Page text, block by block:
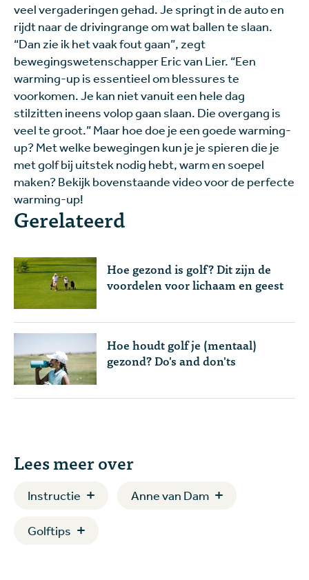
veel vergaderingen gehad. Je springt in de auto en
rijdt naar de drivingrange om wat ballen te slaan.
“Dan zie ik het vaak fout gaan”, zegt
bewegingswetenschapper Eric van Lier. “Een
warming-up is essentieel om blessures te
voorkomen. Je kan niet vanuit een hele dag
stilzitten ineens volop gaan slaan. Die overgang is
veel te groot.” Maar hoe doe je een goede warming-
up? Met welke bewegingen kun je je spieren die je
met golf bij uitstek nodig hebt, warm en soepel
maken? Bekijk bovenstaande video voor de perfecte
warming-up!
Gerelateerd
Hoe gezond is golf? Dit zijn de
voordelen voor lichaam en geest
Hoe houdt golf je (mentaal)
gezond? Do's and don'ts
Lees meer over
Instructie Anne van Dam
Golftips